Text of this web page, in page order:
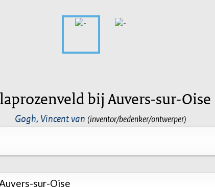
bij Auvers-sur-Oise
Gogh, Vincent van (inventor/bedenker/ontwerper)
sur-Oise